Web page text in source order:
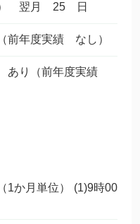
） 翌月 25 日
前年度実績 なし）
あり（前年度実績
1か月単位） (1)9時00